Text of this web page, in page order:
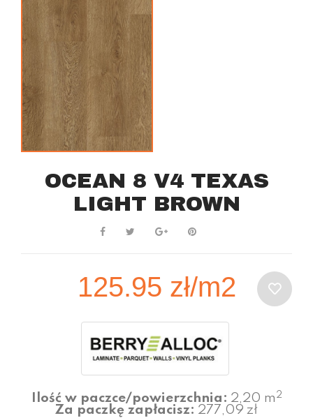
OCEAN 8 V4 TEXAS
LIGHT BROWN
125.95 zł/m2
Ilość w paczce/powierzchnia: 2,20 m 2
Za paczkę zapłacisz: 277,09 zł